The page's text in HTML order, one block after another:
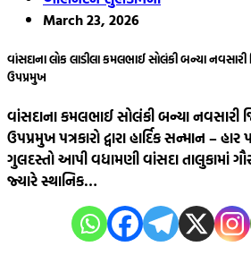
March 23, 2026
વાંસદાના લોક લાડીલા કમલભાઈ સોલંકી બન્યા નવસારી
ઉપપ્રમુખ
વાંસદાના કમલભાઈ સોલંકી બન્યા નવસારી
ઉપપ્રમુખ પત્રકારો દ્વારા હાર્દિક સન્માન –
ગુલદસ્તો આપી વધામણી વાંસદા તાલુકામાં
જ્યારે સ્થાનિક…